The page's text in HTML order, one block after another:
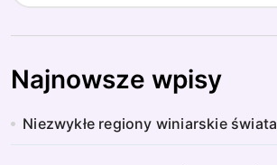
Najnowsze wpisy
Niezwykłe regiony winiarskie świata